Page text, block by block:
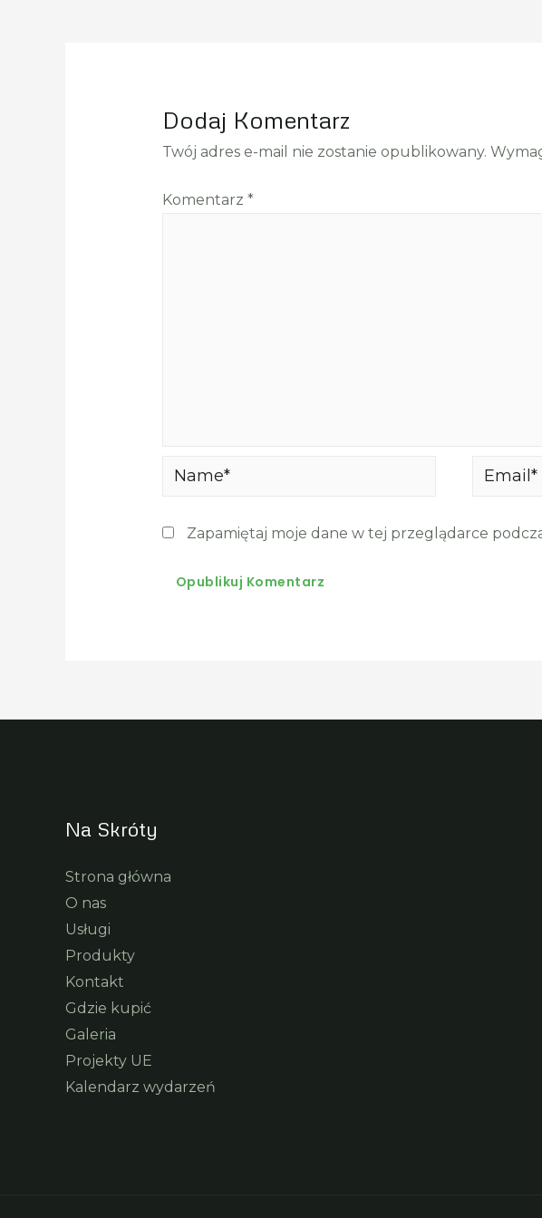
Dodaj Komentarz
Twój adres e-mail nie zostanie opublikowany.
Komentarz *
Name* Email*
Zapamiętaj moje dane w tej przeglądarce
Na Skróty
Strona główna
O nas
Usługi
Produkty
Kontakt
Gdzie kupić
Galeria
Projekty UE
Kalendarz wydarzeń